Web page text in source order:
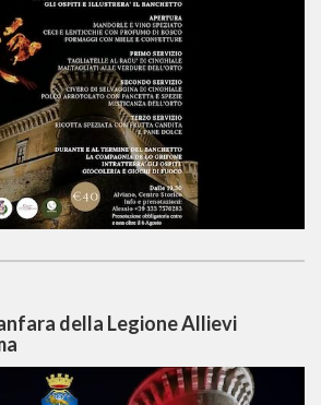
della Legione Allievi